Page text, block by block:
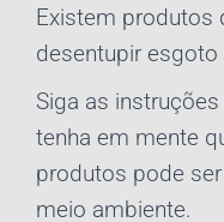
Existem produtos
desentupir
Siga as
tenha em mente
produtos pode
meio ambiente.